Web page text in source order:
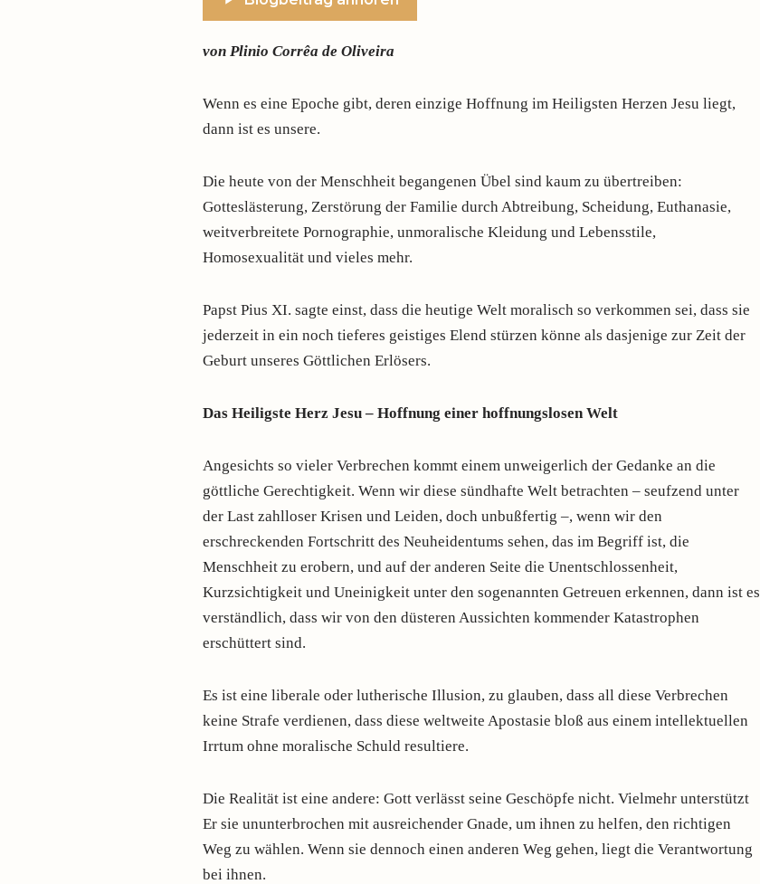
von Plinio Corrêa de Oliveira
Wenn es eine Epoche gibt, deren einzige Hoffnung im Heiligsten Herzen Jesu liegt,
dann ist es unsere.
Die heute von der Menschheit begangenen Übel sind kaum zu übertreiben:
Gotteslästerung, Zerstörung der Familie durch Abtreibung, Scheidung, Euthanasie,
weitverbreitete Pornographie, unmoralische Kleidung und Lebensstile,
Homosexualität und vieles mehr.
Papst Pius XI. sagte einst, dass die heutige Welt moralisch so verkommen sei, dass sie
jederzeit in ein noch tieferes geistiges Elend stürzen könne als dasjenige zur Zeit der
Geburt unseres Göttlichen Erlösers.
Das Heiligste Herz Jesu – Hoffnung einer hoffnungslosen Welt
Angesichts so vieler Verbrechen kommt einem unweigerlich der Gedanke an die
göttliche Gerechtigkeit. Wenn wir diese sündhafte Welt betrachten – seufzend unter
der Last zahlloser Krisen und Leiden, doch unbußfertig –, wenn wir den
erschreckenden Fortschritt des Neuheidentums sehen, das im Begriff ist, die
Menschheit zu erobern, und auf der anderen Seite die Unentschlossenheit,
Kurzsichtigkeit und Uneinigkeit unter den sogenannten Getreuen erkennen, dann ist es
verständlich, dass wir von den düsteren Aussichten kommender Katastrophen
erschüttert sind.
Es ist eine liberale oder lutherische Illusion, zu glauben, dass all diese Verbrechen
keine Strafe verdienen, dass diese weltweite Apostasie bloß aus einem intellektuellen
Irrtum ohne moralische Schuld resultiere.
Die Realität ist eine andere: Gott verlässt seine Geschöpfe nicht. Vielmehr unterstützt
Er sie ununterbrochen mit ausreichender Gnade, um ihnen zu helfen, den richtigen
Weg zu wählen. Wenn sie dennoch einen anderen Weg gehen, liegt die Verantwortung
bei ihnen.